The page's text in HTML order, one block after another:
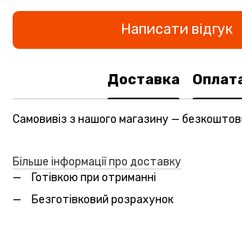
Написати відгук
Доставка
Самовивіз з нашого магазину —
Більше інформації про доставку
Готівкою при отриманні
Безготівковий розрахунок